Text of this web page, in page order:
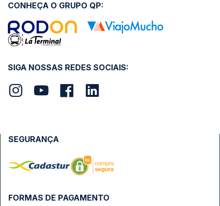
SIGA NOSSAS REDES SOCIAIS:
CONHEÇA O GRUPO QP:
FORMAS DE PAGAMENTO
SEGURANÇA